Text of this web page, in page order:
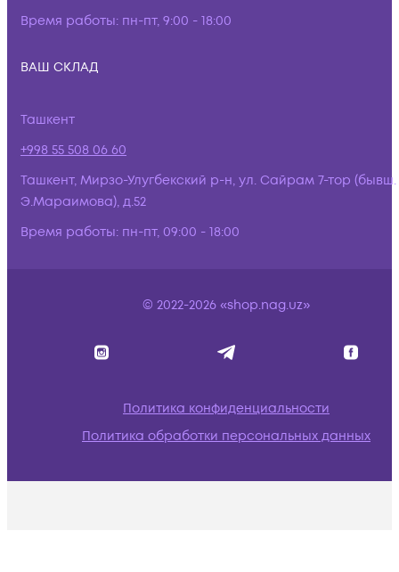
Время работы: пн-пт, 9:00 - 18:00
ВАШ СКЛАД
Ташкент
+998 55 508 06 60
Ташкент, Мирзо-Улугбекский р-н, ул. Сайрам 7-тор (бывш.
Э.Мараимова), д.52
Время работы: пн-пт, 09:00 - 18:00
© 2022-2026 «shop.nag.uz»
Политика конфиденциальности
Политика обработки персональных данных